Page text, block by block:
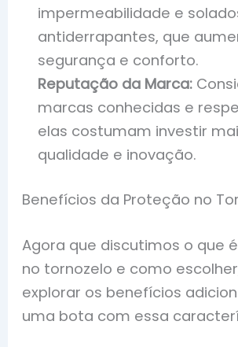
impermeabilidade e
antiderrapantes, que
segurança e conforto.
Reputação da Marca:
marcas conhecidas e
elas costumam investir
qualidade e inovação.
Benefícios da Proteção no
Agora que discutimos o que
no tornozelo e como
explorar os benefícios
uma bota com essa